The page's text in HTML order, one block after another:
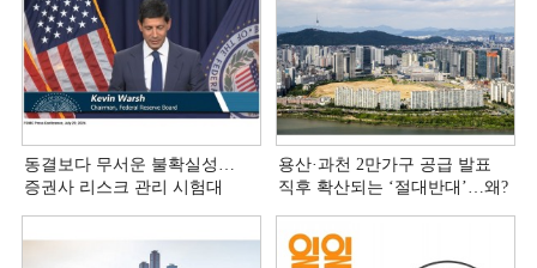
동결보다 무서운 불확실성…
증권사 리스크 관리 시험대
용산·과천 2만가구 공급 발표
직후 확산되는 ‘절대반대’…왜?